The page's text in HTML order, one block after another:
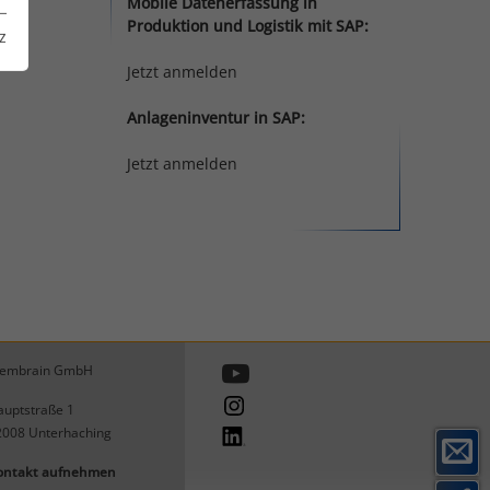
Produktion und Logistik mit SAP:
Jetzt anmelden
Anlageninventur in SAP:
Jetzt anmelden
GmbH
1
Unterhaching
aufnehmen